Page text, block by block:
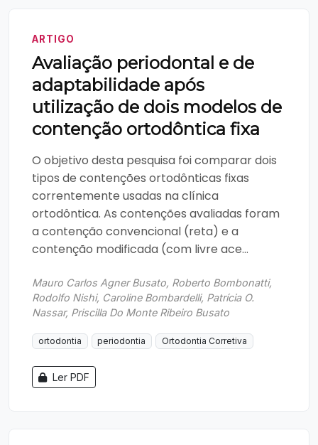
ARTIGO
Avaliação periodontal e de
adaptabilidade após
utilização de dois modelos de
contenção ortodôntica fixa
O objetivo desta pesquisa foi comparar dois
tipos de contenções ortodônticas fixas
correntemente usadas na clínica
ortodôntica. As contenções avaliadas foram
a contenção convencional (reta) e a
contenção modificada (com livre ace...
Mauro Carlos Agner Busato, Roberto Bombonatti,
Rodolfo Nishi, Caroline Bombardelli, Patrícia O.
Nassar, Priscilla Do Monte Ribeiro Busato
ortodontia periodontia Ortodontia Corretiva
Ler PDF